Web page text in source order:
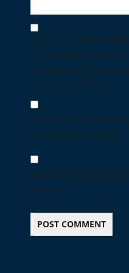
Save my name,
and website in this
browser for the next
time I comment.
Notify me of follow-
comments by email.
Notify me of new
email.